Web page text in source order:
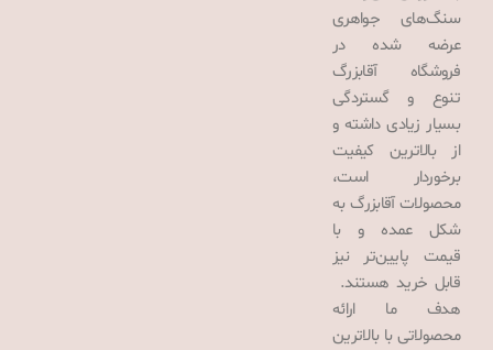
سنگ‌های جواهری
عرضه شده در
فروشگاه آقابزرگ
تنوع و گستردگی
بسیار زیادی داشته و
از بالاترین کیفیت
برخوردار است،
محصولات آقابزرگ به
شکل عمده و با
قیمت پایین‌تر نیز
قابل خرید هستند.
هدف ما ارائه
محصولاتی با بالاترین